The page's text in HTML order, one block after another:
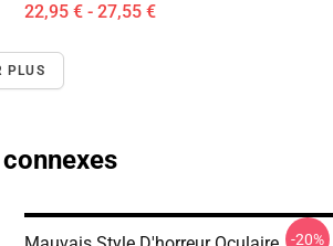
22,95 € - 27,55 €
PLUS
-20%